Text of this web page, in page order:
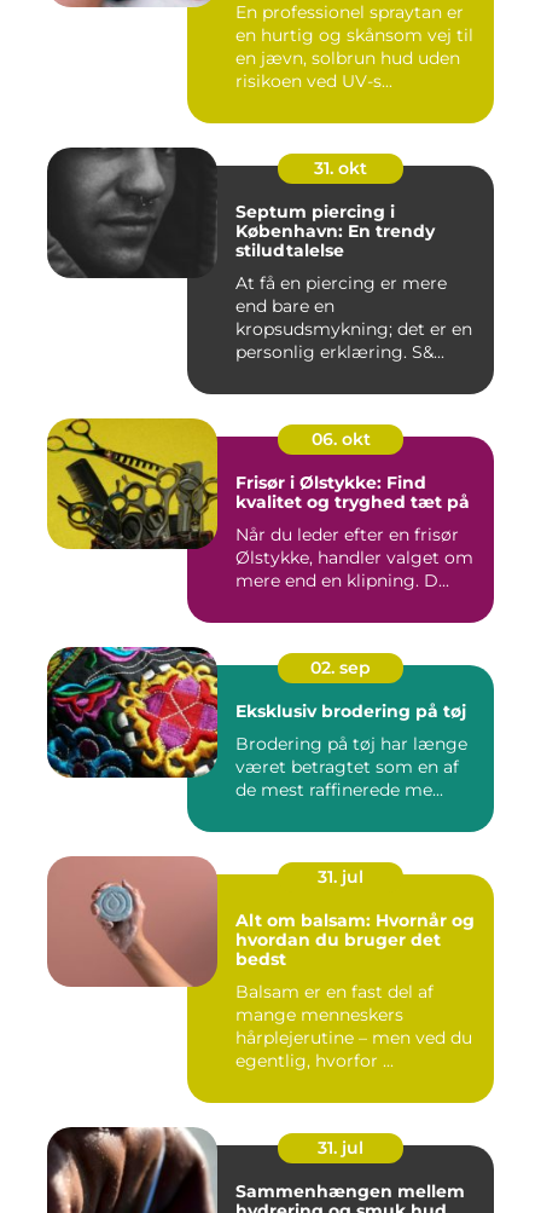
En professionel spraytan er
en hurtig og skånsom vej til
en jævn, solbrun hud uden
risikoen ved UV-s...
31. okt
Septum piercing i
København: En trendy
stiludtalelse
At få en piercing er mere
end bare en
kropsudsmykning; det er en
personlig erklæring. S&...
06. okt
Frisør i Ølstykke: Find
kvalitet og tryghed tæt på
Når du leder efter en frisør
Ølstykke, handler valget om
mere end en klipning. D...
02. sep
Eksklusiv brodering på tøj
Brodering på tøj har længe
været betragtet som en af
de mest raffinerede me...
31. jul
Alt om balsam: Hvornår og
hvordan du bruger det
bedst
Balsam er en fast del af
mange menneskers
hårplejerutine – men ved du
egentlig, hvorfor ...
31. jul
Sammenhængen mellem